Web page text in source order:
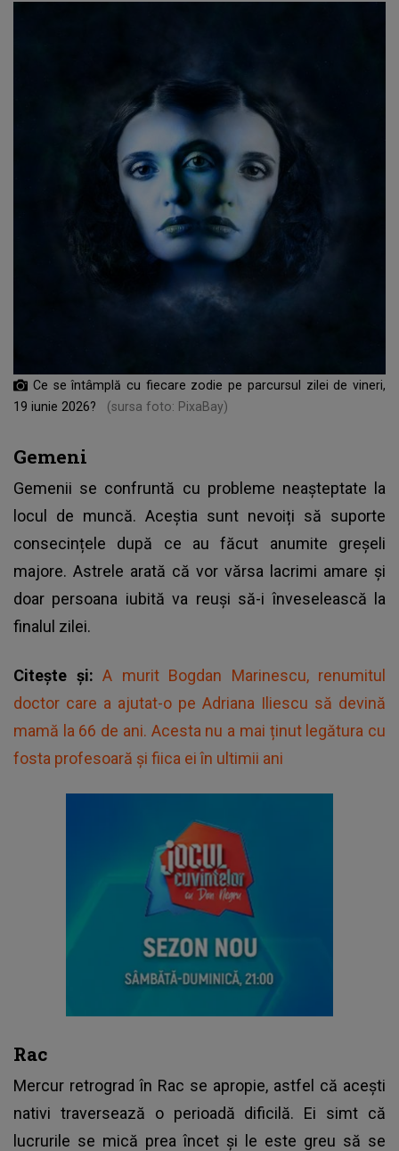
Ce se întâmplă cu fiecare zodie pe parcursul zilei de vineri,
19 iunie 2026?
(sursa foto: PixaBay)
Gemeni
Gemenii se confruntă cu probleme neașteptate la
locul de muncă. Aceștia sunt nevoiți să suporte
consecințele după ce au făcut anumite greșeli
majore. Astrele arată că vor vărsa lacrimi amare și
doar persoana iubită va reuși să-i înveselească la
finalul zilei.
Citește și: A murit Bogdan Marinescu, renumitul
doctor care a ajutat-o pe Adriana Iliescu să devină
mamă la 66 de ani. Acesta nu a mai ținut legătura cu
fosta profesoară și fiica ei în ultimii ani
Rac
Mercur retrograd în Rac se apropie, astfel că acești
nativi traversează o perioadă dificilă. Ei simt că
lucrurile se mică prea încet și le este greu să se